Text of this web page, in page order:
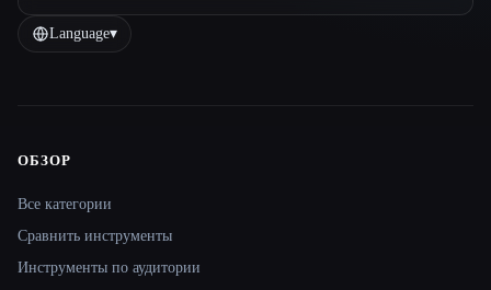
Language▾
Site navigation
ОБЗОР
Все категории
Сравнить инструменты
Инструменты по аудитории